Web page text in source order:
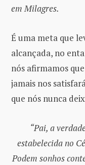
em Milagres.
É uma meta que
alcançada, no
nós afirmamos
jamais nos
que nós nunca
“Pai, a
estabelecida no
Podem sonhos